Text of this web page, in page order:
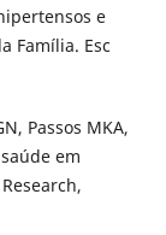
e
Família. Esc
Passos MKA,
em